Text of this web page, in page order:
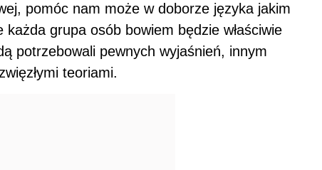
pomóc nam może w doborze języka jakim
każda grupa osób bowiem będzie właściwie
potrzebowali pewnych wyjaśnień, innym
teoriami.